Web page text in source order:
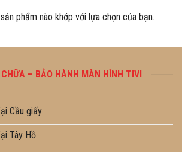
phẩm nào khớp với lựa chọn của bạn.
– BẢO HÀNH MÀN HÌNH TIVI
Cầu giấy
Tây Hồ